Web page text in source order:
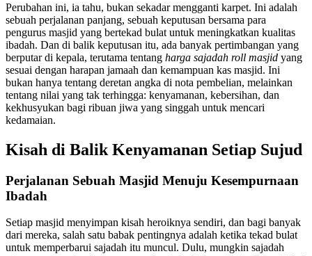
Perubahan ini, ia tahu, bukan sekadar mengganti karpet. Ini adalah
sebuah perjalanan panjang, sebuah keputusan bersama para
pengurus masjid yang bertekad bulat untuk meningkatkan kualitas
ibadah. Dan di balik keputusan itu, ada banyak pertimbangan yang
berputar di kepala, terutama tentang harga sajadah roll masjid yang
sesuai dengan harapan jamaah dan kemampuan kas masjid. Ini
bukan hanya tentang deretan angka di nota pembelian, melainkan
tentang nilai yang tak terhingga: kenyamanan, kebersihan, dan
kekhusyukan bagi ribuan jiwa yang singgah untuk mencari
kedamaian.
Kisah di Balik Kenyamanan Setiap Sujud
Perjalanan Sebuah Masjid Menuju Kesempurnaan
Ibadah
Setiap masjid menyimpan kisah heroiknya sendiri, dan bagi banyak
dari mereka, salah satu babak pentingnya adalah ketika tekad bulat
untuk memperbarui sajadah itu muncul. Dulu, mungkin sajadah